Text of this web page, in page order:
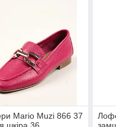
Mario Muzi 866 37